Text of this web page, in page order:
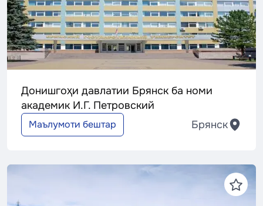
Донишгоҳи давлатии Брянск ба номи
академик И.Г. Петровский
Маълумоти бештар Брянск